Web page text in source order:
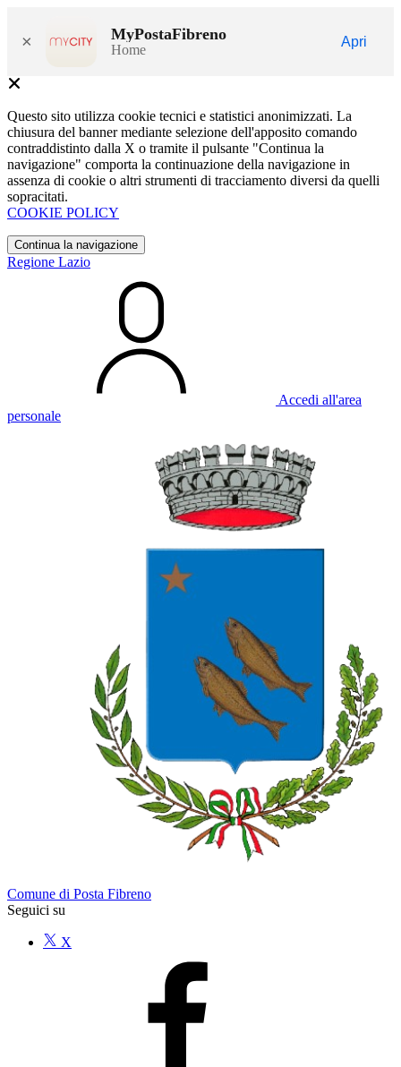
× MyPostaFibreno
Home
Apri
Questo sito utilizza cookie tecnici e statistici anonimizzati. La
chiusura del banner mediante selezione dell'apposito comando
contraddistinto dalla X o tramite il pulsante "Continua la
navigazione" comporta la continuazione della navigazione in
assenza di cookie o altri strumenti di tracciamento diversi da quelli
sopracitati.
COOKIE POLICY
Continua la navigazione
Regione Lazio
Accedi all'area
personale
Comune di Posta Fibreno
Seguici su
X